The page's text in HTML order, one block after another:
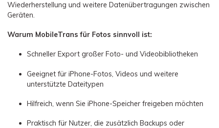
Wiederherstellung und weitere Datenübertragungen zwischen
Geräten.
Warum MobileTrans für Fotos sinnvoll ist:
Schneller Export großer Foto- und Videobibliotheken
Geeignet für iPhone-Fotos, Videos und weitere
unterstützte Dateitypen
Hilfreich, wenn Sie iPhone-Speicher freigeben möchten
Praktisch für Nutzer, die zusätzlich Backups oder